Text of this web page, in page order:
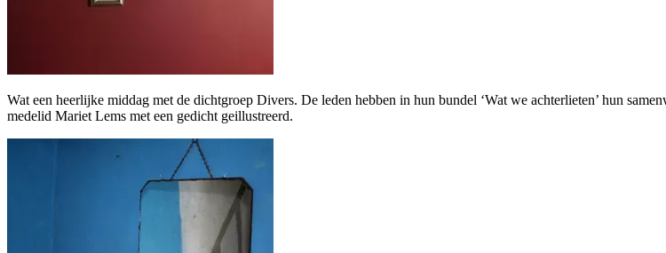
Wat een heerlijke middag met de dichtgroep Divers. De leden hebben in hun bundel ‘Wat we achterlieten’ hun
medelid Mariet Lems met een gedicht geillustreerd.